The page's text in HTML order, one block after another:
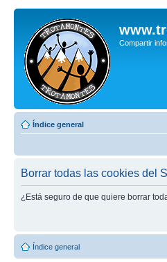
Compartir
Índice general
Borrar todas las cookies del
¿Está seguro de que quiere borrar
Índice general